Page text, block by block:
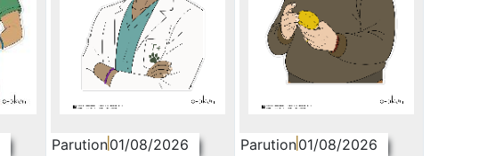
Parution01/08/2026 Parution01/08/2026